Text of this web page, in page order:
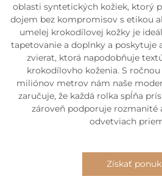
oblasti syntetických kožiek, ktorý
dojem bez kompromisov s etikou
umelej krokodílovej kožky je
tapetovanie a doplnky a poskytuje
zvierat, ktorá napodobňuje
krokodílovho koženia. S
miliónov metrov nám naše
zaručuje, že každá rolka spĺňa
zároveň podporuje rozmanité
odvetviach
Získať